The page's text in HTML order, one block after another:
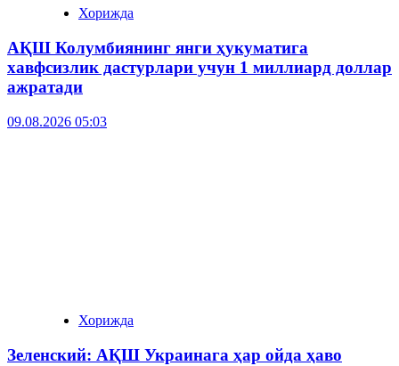
Хорижда
АҚШ Колумбиянинг янги ҳукуматига
хавфсизлик дастурлари учун 1 миллиард доллар
ажратади
09.08.2026 05:03
Хорижда
Зеленский: АҚШ Украинага ҳар ойда ҳаво